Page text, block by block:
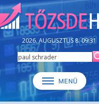
2026. AUGUSZTUS 8. 09:31